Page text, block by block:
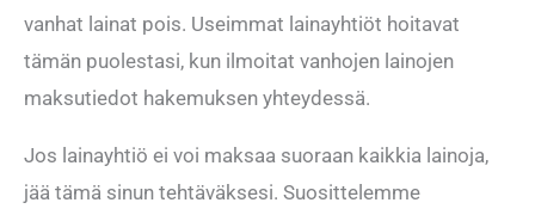
vanhat lainat pois. Useimmat lainayhtiöt hoitavat
tämän puolestasi, kun ilmoitat vanhojen lainojen
maksutiedot hakemuksen yhteydessä.
Jos lainayhtiö ei voi maksaa suoraan kaikkia lainoja,
jää tämä sinun tehtäväksesi. Suosittelemme